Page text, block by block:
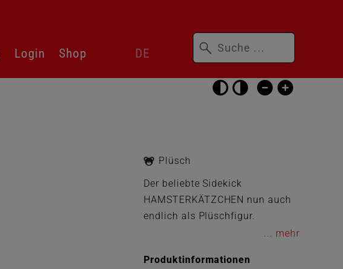
Barrierefrei-
Einstellungen
überspringen
Login Shop
überspringen
DE
Suchbegriffe
Plüsch
Der beliebte Sidekick
HAMSTERKÄTZCHEN nun auch
endlich als Plüschfigur.
Produktinformationen